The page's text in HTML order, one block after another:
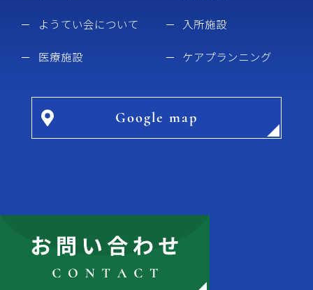
ようてい会について 入所施設
医療施設 ケアプランニング
Google map